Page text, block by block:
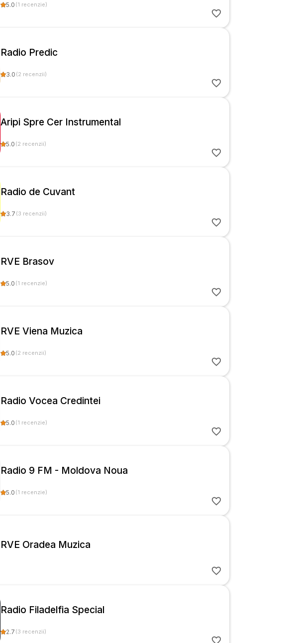
5.0 (1 recenzie)
Radio Predic
3.0 (2 recenzii)
Aripi Spre Cer Instrumental
5.0 (2 recenzii)
Radio de Cuvant
3.7 (3 recenzii)
RVE Brasov
5.0 (1 recenzie)
RVE Viena Muzica
5.0 (2 recenzii)
Radio Vocea Credintei
5.0 (1 recenzie)
Radio 9 FM - Moldova Noua
5.0 (1 recenzie)
RVE Oradea Muzica
Radio Filadelfia Special
2.7 (3 recenzii)